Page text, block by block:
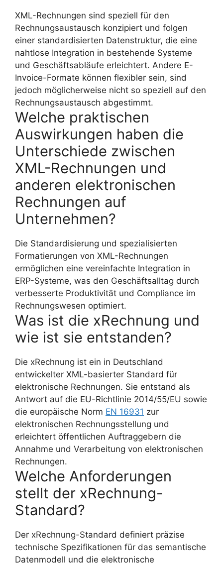
XML-Rechnungen sind speziell für den
Rechnungsaustausch konzipiert und folgen
einer standardisierten Datenstruktur, die eine
nahtlose Integration in bestehende Systeme
und Geschäftsabläufe erleichtert. Andere E-
Invoice-Formate können flexibler sein, sind
jedoch möglicherweise nicht so speziell auf den
Rechnungsaustausch abgestimmt.
Welche praktischen
Auswirkungen haben die
Unterschiede zwischen
XML-Rechnungen und
anderen elektronischen
Rechnungen auf
Unternehmen?
Die Standardisierung und spezialisierten
Formatierungen von XML-Rechnungen
ermöglichen eine vereinfachte Integration in
ERP-Systeme, was den Geschäftsalltag durch
verbesserte Produktivität und Compliance im
Rechnungswesen optimiert.
Was ist die xRechnung und
wie ist sie entstanden?
Die xRechnung ist ein in Deutschland
entwickelter XML-basierter Standard für
elektronische Rechnungen. Sie entstand als
Antwort auf die EU-Richtlinie 2014/55/EU sowie
die europäische Norm EN 16931 zur
elektronischen Rechnungsstellung und
erleichtert öffentlichen Auftraggebern die
Annahme und Verarbeitung von elektronischen
Rechnungen.
Welche Anforderungen
stellt der xRechnung-
Standard?
Der xRechnung-Standard definiert präzise
technische Spezifikationen für das semantische
Datenmodell und die elektronische